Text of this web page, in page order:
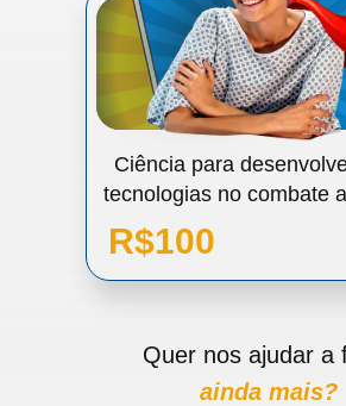
Quer nos ajudar a
ainda mais?
Ciência para
tecnologias no combate
R$100